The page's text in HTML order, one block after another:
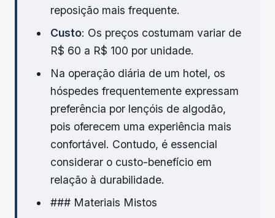
reposição mais frequente.
Custo: Os preços costumam variar de
R$ 60 a R$ 100 por unidade.
Na operação diária de um hotel, os
hóspedes frequentemente expressam
preferência por lençóis de algodão,
pois oferecem uma experiência mais
confortável. Contudo, é essencial
considerar o custo-benefício em
relação à durabilidade.
### Materiais Mistos